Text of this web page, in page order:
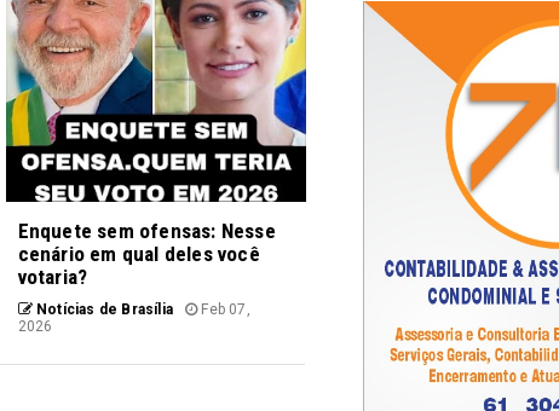
Enquete sem ofensas: Nesse
cenário em qual deles você
votaria?
Notícias de Brasília
Feb 07,
2026